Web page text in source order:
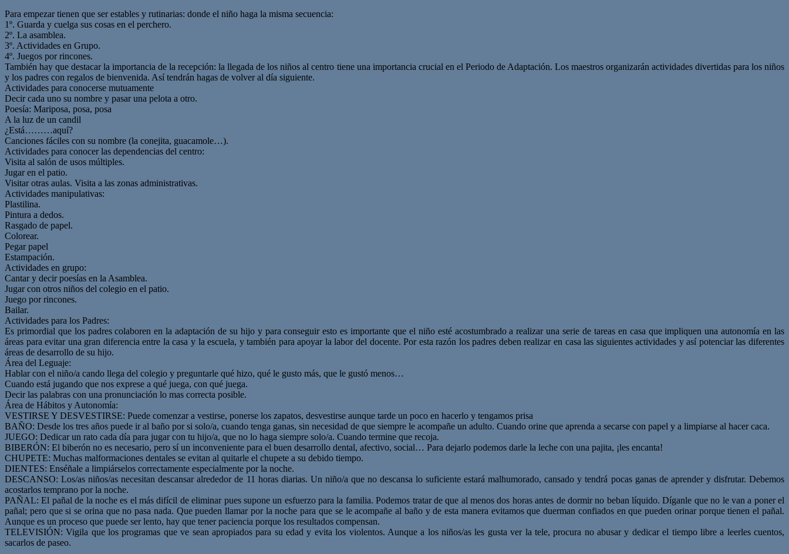
Para empezar tienen que ser estables y rutinarias: donde el niño haga la misma secuencia:
1º. Guarda y cuelga sus cosas en el perchero.
2º. La asamblea.
3º. Actividades en Grupo.
4º. Juegos por rincones.
También hay que destacar la importancia de la recepción: la llegada de los niños al centro tiene una importancia crucial en el Periodo de Adaptación. Los maestros organizarán actividades divertidas para los niños
y los padres con regalos de bienvenida. Así tendrán hagas de volver al día siguiente.
Actividades para conocerse mutuamente
Decir cada uno su nombre y pasar una pelota a otro.
Poesía: Mariposa, posa, posa
A la luz de un candil
¿Está………aquí?
Canciones fáciles con su nombre (la conejita, guacamole…).
Actividades para conocer las dependencias del centro:
Visita al salón de usos múltiples.
Jugar en el patio.
Visitar otras aulas. Visita a las zonas administrativas.
Actividades manipulativas:
Plastilina.
Pintura a dedos.
Rasgado de papel.
Colorear.
Pegar papel
Estampación.
Actividades en grupo:
Cantar y decir poesías en la Asamblea.
Jugar con otros niños del colegio en el patio.
Juego por rincones.
Bailar.
Actividades para los Padres:
Es primordial que los padres colaboren en la adaptación de su hijo y para conseguir esto es importante que el niño esté acostumbrado a realizar una serie de tareas en casa que impliquen una autonomía en las
áreas para evitar una gran diferencia entre la casa y la escuela, y también para apoyar la labor del docente. Por esta razón los padres deben realizar en casa las siguientes actividades y así potenciar las diferentes
áreas de desarrollo de su hijo.
Área del Leguaje:
Hablar con el niño/a cando llega del colegio y preguntarle qué hizo, qué le gusto más, que le gustó menos…
Cuando está jugando que nos exprese a qué juega, con qué juega.
Decir las palabras con una pronunciación lo mas correcta posible.
Área de Hábitos y Autonomía:
VESTIRSE Y DESVESTIRSE: Puede comenzar a vestirse, ponerse los zapatos, desvestirse aunque tarde un poco en hacerlo y tengamos prisa
BAÑO: Desde los tres años puede ir al baño por si solo/a, cuando tenga ganas, sin necesidad de que siempre le acompañe un adulto. Cuando orine que aprenda a secarse con papel y a limpiarse al hacer caca.
JUEGO: Dedicar un rato cada día para jugar con tu hijo/a, que no lo haga siempre solo/a. Cuando termine que recoja.
BIBERÓN: El biberón no es necesario, pero sí un inconveniente para el buen desarrollo dental, afectivo, social… Para dejarlo podemos darle la leche con una pajita, ¡les encanta!
CHUPETE: Muchas malformaciones dentales se evitan al quitarle el chupete a su debido tiempo.
DIENTES: Enséñale a limpiárselos correctamente especialmente por la noche.
DESCANSO: Los/as niños/as necesitan descansar alrededor de 11 horas diarias. Un niño/a que no descansa lo suficiente estará malhumorado, cansado y tendrá pocas ganas de aprender y disfrutar. Debemos
acostarlos temprano por la noche.
PAÑAL: El pañal de la noche es el más difícil de eliminar pues supone un esfuerzo para la familia. Podemos tratar de que al menos dos horas antes de dormir no beban líquido. Díganle que no le van a poner el
pañal; pero que si se orina que no pasa nada. Que pueden llamar por la noche para que se le acompañe al baño y de esta manera evitamos que duerman confiados en que pueden orinar porque tienen el pañal.
Aunque es un proceso que puede ser lento, hay que tener paciencia porque los resultados compensan.
TELEVISIÓN: Vigila que los programas que ve sean apropiados para su edad y evita los violentos. Aunque a los niños/as les gusta ver la tele, procura no abusar y dedicar el tiempo libre a leerles cuentos,
sacarlos de paseo.